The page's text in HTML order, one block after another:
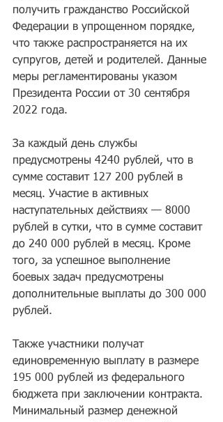
получить гражданство Российской
Федерации в упрощенном порядке,
что также распространяется на их
супругов, детей и родителей. Данные
меры регламентированы указом
Президента России от 30 сентября
2022 года.
За каждый день службы
предусмотрены 4240 рублей, что в
сумме составит 127 200 рублей в
месяц. Участие в активных
наступательных действиях — 8000
рублей в сутки, что в сумме составит
до 240 000 рублей в месяц. Кроме
того, за успешное выполнение
боевых задач предусмотрены
дополнительные выплаты до 300 000
рублей.
Также участники получат
единовременную выплату в размере
195 000 рублей из федерального
бюджета при заключении контракта.
Минимальный размер денежной